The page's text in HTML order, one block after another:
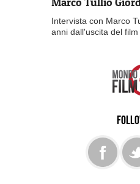
Intervista con Marco
anni dall'uscita del